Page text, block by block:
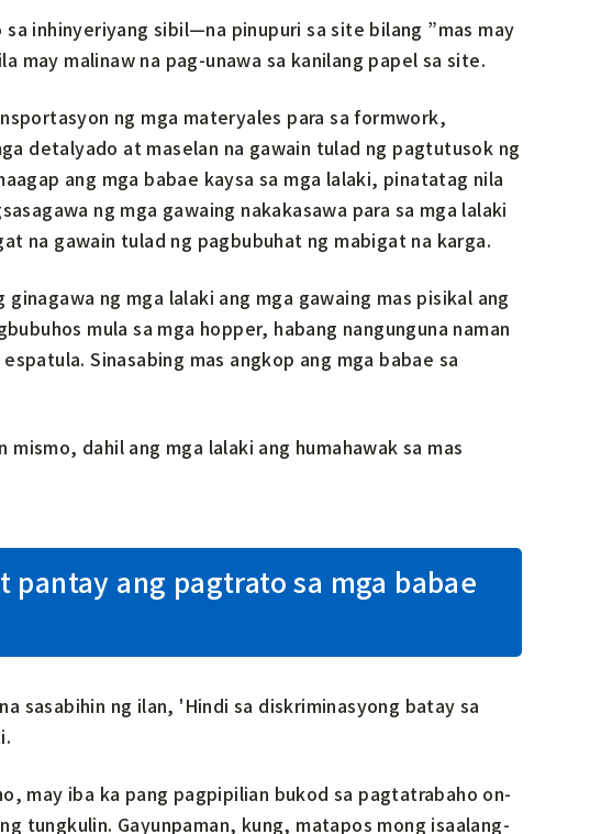
inhinyeriyang sibil—na pinupuri sa site bilang ”mas may
may malinaw na pag-unawa sa kanilang papel sa site.
ng mga materyales para sa formwork,
detalyado at maselan na gawain tulad ng pagtutusok ng
ang mga babae kaysa sa mga lalaki, pinatatag nila
ng mga gawaing nakakasawa para sa mga lalaki
na gawain tulad ng pagbubuhat ng mabigat na karga.
ng mga lalaki ang mga gawaing mas pisikal ang
mula sa mga hopper, habang nangunguna naman
Sinasabing mas angkop ang mga babae sa
dahil ang mga lalaki ang humahawak sa mas
ang pagtrato sa mga babae
sasabihin ng ilan, 'Hindi sa diskriminasyong batay sa
may iba ka pang pagpipilian bukod sa pagtatrabaho on-
tungkulin. Gayunpaman, kung, matapos mong isaalang-